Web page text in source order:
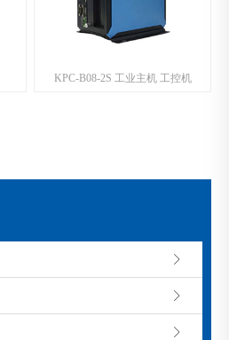
KPC-B08-2S 工业主机 工控机